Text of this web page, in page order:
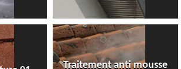
Traitement anti mousse